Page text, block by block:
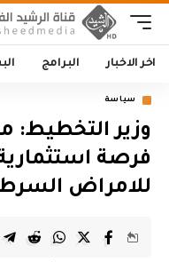
اخر الاخبار البرامج
سياسة
وزير التخطيط:
فرصة
للامراض